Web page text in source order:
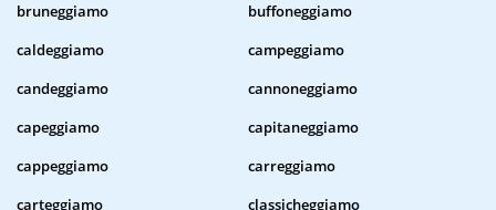
bruneggiamo
buffoneggiamo
caldeggiamo
campeggiamo
candeggiamo
cannoneggiamo
capeggiamo
capitaneggiamo
cappeggiamo
carreggiamo
carteggiamo
classicheggiamo